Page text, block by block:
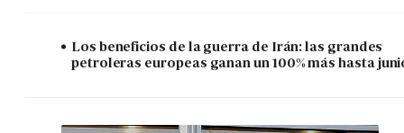
Los beneficios de la guerra de Irán: las grandes
petroleras europeas ganan un 100% más hasta